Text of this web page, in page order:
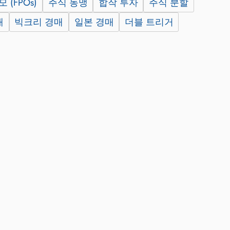
빅크리 경매 일본 경매 더블 트리거